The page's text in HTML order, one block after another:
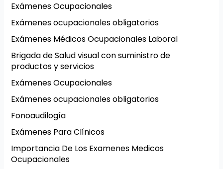
Exámenes Ocupacionales
Exámenes ocupacionales obligatorios
Exámenes Médicos Ocupacionales Laboral
Brigada de Salud visual con suministro de
productos y servicios
Exámenes Ocupacionales
Exámenes ocupacionales obligatorios
Fonoaudilogía
Exámenes Para Clínicos
Importancia De Los Examenes Medicos
Ocupacionales